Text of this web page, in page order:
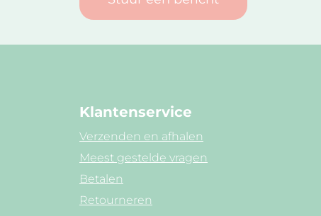
Klantenservice
Verzenden en afhalen
Meest gestelde vragen
Betalen
Retourneren